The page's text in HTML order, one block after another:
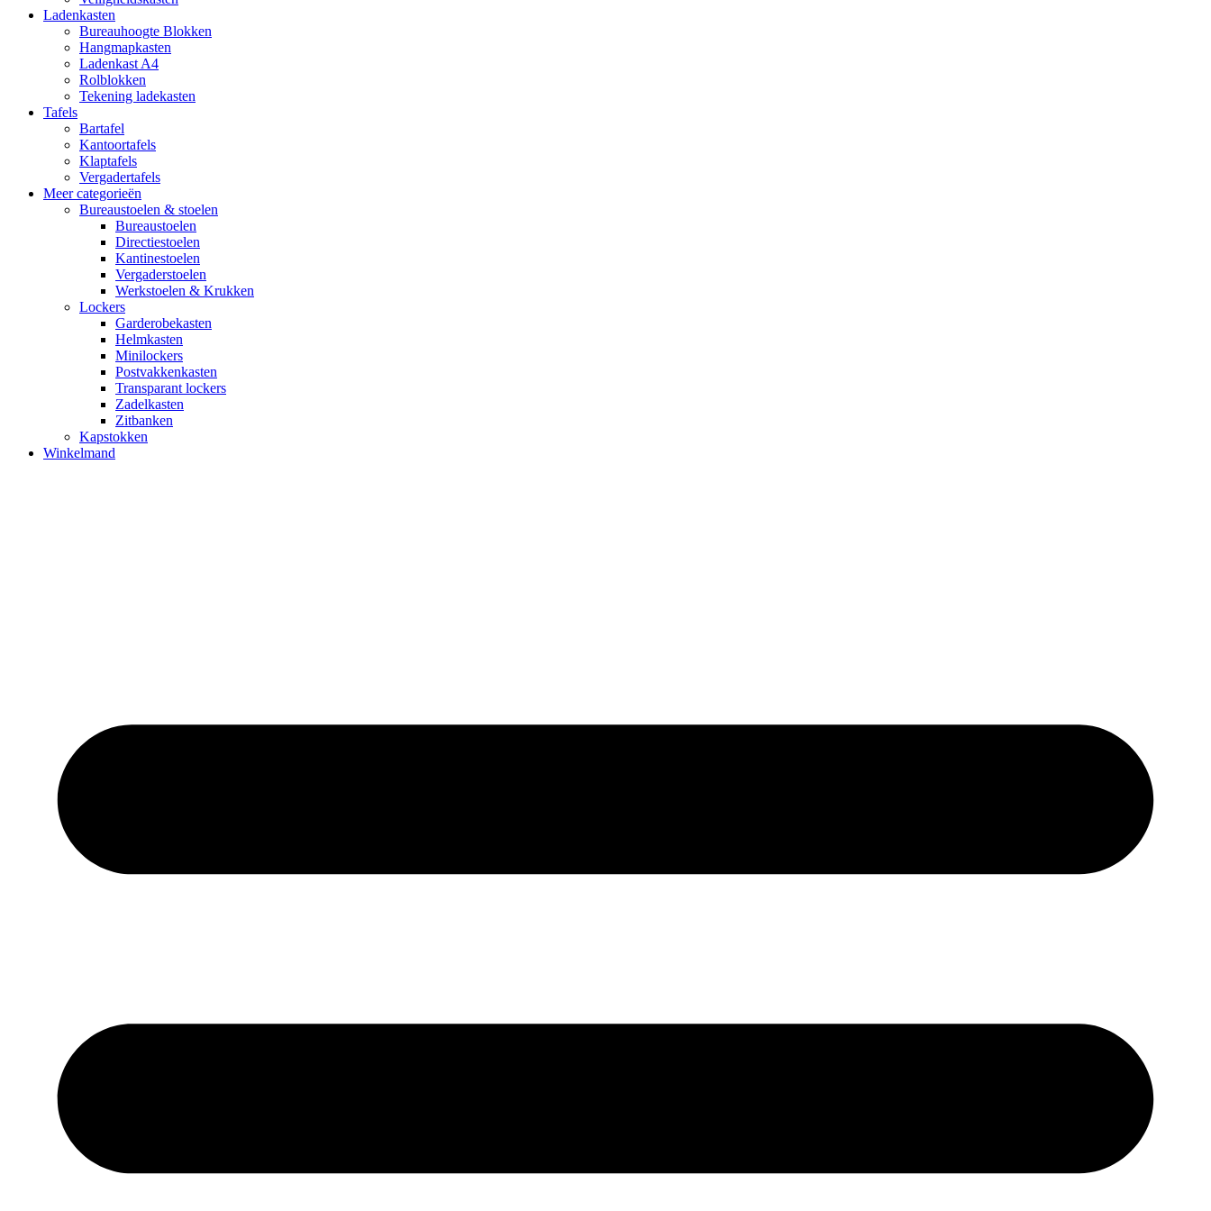
Ladenkasten
Bureauhoogte Blokken
Hangmapkasten
Ladenkast A4
Rolblokken
Tekening ladekasten
Tafels
Bartafel
Kantoortafels
Klaptafels
Vergadertafels
Meer categorieën
Bureaustoelen & stoelen
Bureaustoelen
Directiestoelen
Kantinestoelen
Vergaderstoelen
Werkstoelen & Krukken
Lockers
Garderobekasten
Helmkasten
Minilockers
Postvakkenkasten
Transparant lockers
Zadelkasten
Zitbanken
Kapstokken
Winkelmand